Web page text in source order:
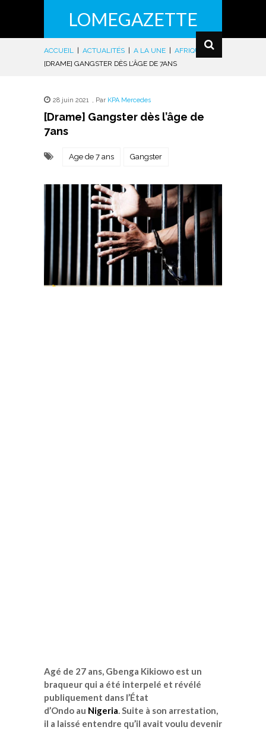
LOMEGAZETTE
ACCUEIL ACTUALITÉS A LA UNE AFRIQUE
|
[DRAME] GANGSTER DÈS L’ÂGE DE 7ANS
28 juin 2021 , Par KPA Mercedes
[Drame] Gangster dès l’âge de
7ans
Age de 7 ans Gangster
Agé de 27 ans, Gbenga Kikiowo est un
braqueur qui a été interpelé et révélé
publiquement dans l’État
d’Ondo au Nigeria.Suite à son arrestation,
il a laissé entendre qu’il avait voulu devenir